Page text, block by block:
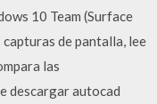
10 Team (Surface
de pantalla, lee
las
descargar autocad